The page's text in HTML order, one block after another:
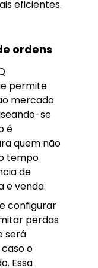
eficientes.
ordens
permite
mercado
se
é
quem não
tempo
de
e venda.
configurar
perdas
será
o
Essa